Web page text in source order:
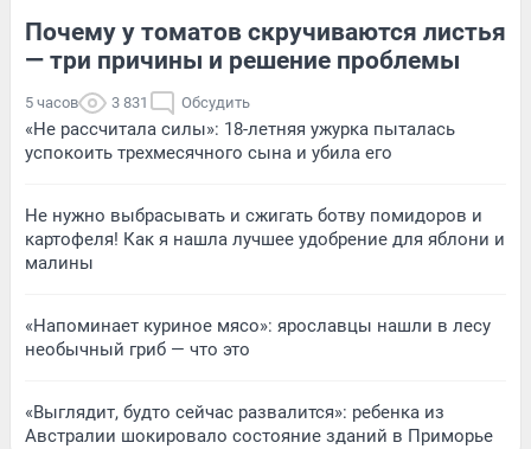
Почему у томатов скручиваются листья
— три причины и решение проблемы
5 часов 3 831 Обсудить
«Не рассчитала силы»: 18-летняя ужурка пыталась
успокоить трехмесячного сына и убила его
Не нужно выбрасывать и сжигать ботву помидоров и
картофеля! Как я нашла лучшее удобрение для яблони и
малины
«Напоминает куриное мясо»: ярославцы нашли в лесу
необычный гриб — что это
«Выглядит, будто сейчас развалится»: ребенка из
Австралии шокировало состояние зданий в Приморье